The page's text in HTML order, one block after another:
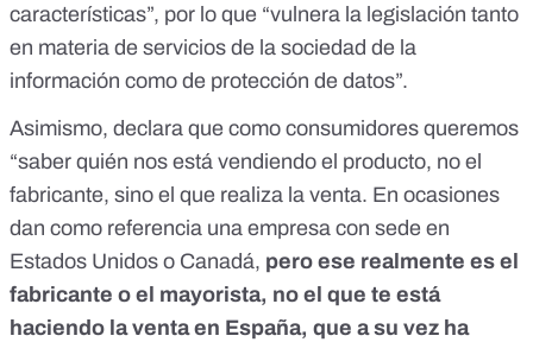
características”, por lo que “vulnera la legislación tanto
en materia de servicios de la sociedad de la
información como de protección de datos”.
Asimismo, declara que como consumidores queremos
“saber quién nos está vendiendo el producto, no el
fabricante, sino el que realiza la venta. En ocasiones
dan como referencia una empresa con sede en
Estados Unidos o Canadá, pero ese realmente es el
fabricante o el mayorista, no el que te está
haciendo la venta en España, que a su vez ha